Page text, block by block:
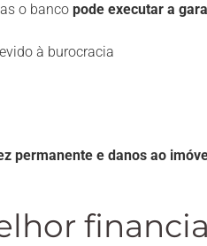
o banco pode executar a
à burocracia
permanente e danos ao